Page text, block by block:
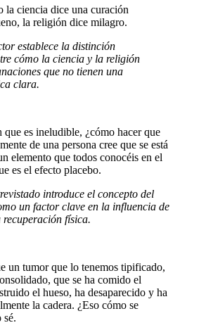
la ciencia dice una curación
la religión dice milagro.
establece la distinción
cómo la ciencia y la religión
que no tienen una
clara.
que es ineludible, ¿cómo hacer que
de una persona cree que se está
elemento que todos conocéis en el
es el efecto placebo.
introduce el concepto del
un factor clave en la influencia de
recuperación física.
un tumor que lo tenemos tipificado,
que se ha comido el
el hueso, ha desaparecido y ha
la cadera. ¿Eso cómo se
sé.